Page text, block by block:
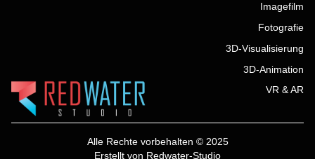
Imagefilm
Fotografie
3D-Visualisierung
3D-Animation
VR & AR
Alle Rechte vorbehalten © 2025
Erstellt von Redwater-Studio